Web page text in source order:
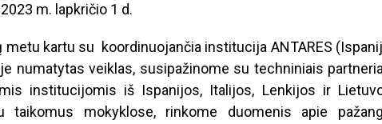
m. lapkričio 1 d.
kartu su koordinuojančia institucija ANTARES
numatytas veiklas, susipažinome su techniniais
institucijomis iš Ispanijos, Italijos, Lenkijos ir
taikomus mokyklose, rinkome duomenis apie